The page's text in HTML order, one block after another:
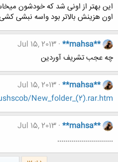
این بهتر از اونی شد که خودشون
اون هزینش بالاتر بود واسه نبشی
**mahsa**
Jul 15, 2013
چه عجب تشریف آوردین
**mahsa**
Jul 15, 2013
New_folder_(2).rar.htm
**mahsa**
Jul 15, 2013
............................